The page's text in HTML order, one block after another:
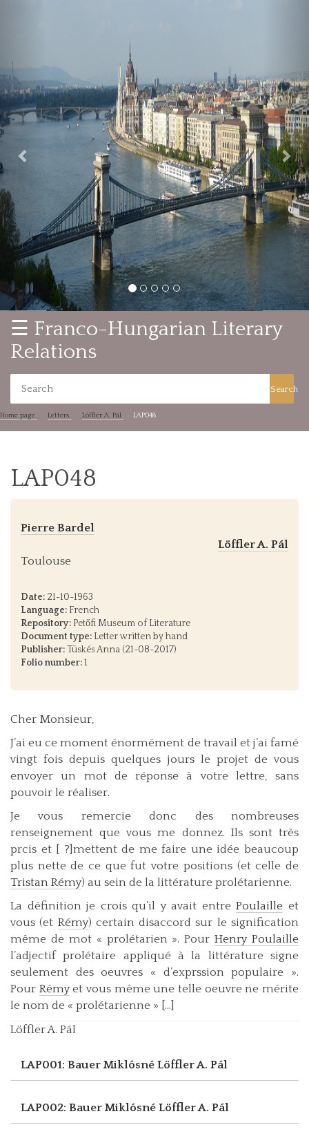
☰ Franco-Hungarian Literary
Relations
Search
Home page Letters Löffler A. Pál LAP048
LAP048
Pierre Bardel
Löffler A. Pál
Toulouse
Date: 21-10-1963
Language: French
Repository: Petőfi Museum of Literature
Document type: Letter written by hand
Publisher: Tüskés Anna (21-08-2017)
Folio number:1
Cher Monsieur,
J’ai eu ce moment énormément de travail et j’ai famé
vingt fois depuis quelques jours le projet de vous
envoyer un mot de réponse à votre lettre, sans
pouvoir le réaliser.
Je vous remercie donc des nombreuses
renseignement que vous me donnez. Ils sont très
prcis et [ ?]mettent de me faire une idée beaucoup
plus nette de ce que fut votre positions (et celle de
Tristan Rémy) au sein de la littérature prolétarienne.
La définition je crois qu’il y avait entrePoulaille et
vous (et Rémy) certain disaccord sur le signification
même de mot « prolétarien ». PourHenry Poulaille
l’adjectif prolétaire appliqué à la littérature signe
seulement des oeuvres « d’exprssion populaire ».
Pour Rémyet vous même une telle oeuvre ne mérite
le nom de « prolétarienne » [...]
Löffler A. Pál
LAP001: Bauer Miklósné Löffler A. Pál
LAP002: Bauer Miklósné Löffler A. Pál